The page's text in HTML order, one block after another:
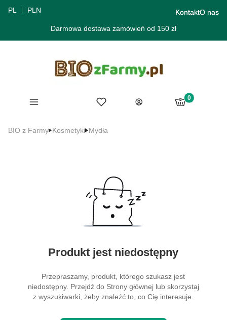
PL PLN KontaktO nas
Darmowa dostawa zamówień od 150 zł
Menu Ulubione
Zaloguj się
Produkty w
Koszyk
BIO z Farmy Kosmetyki Mydła
Produkt jest niedostępny
Przepraszamy, produkt, którego szukasz jest
niedostępny. Przejdź do Strony głównej lub skorzystaj
z wyszukiwarki, żeby znaleźć to, co Cię interesuje.